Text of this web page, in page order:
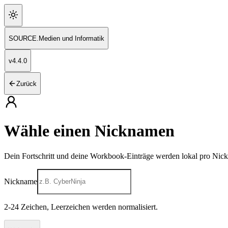
SOURCE Medien und Informatik
v4.4.0
Zurück
Wähle einen Nicknamen
Dein Fortschritt und deine Workbook-Einträge werden lokal pro
Nickname
2-24 Zeichen, Leerzeichen werden normalisiert.